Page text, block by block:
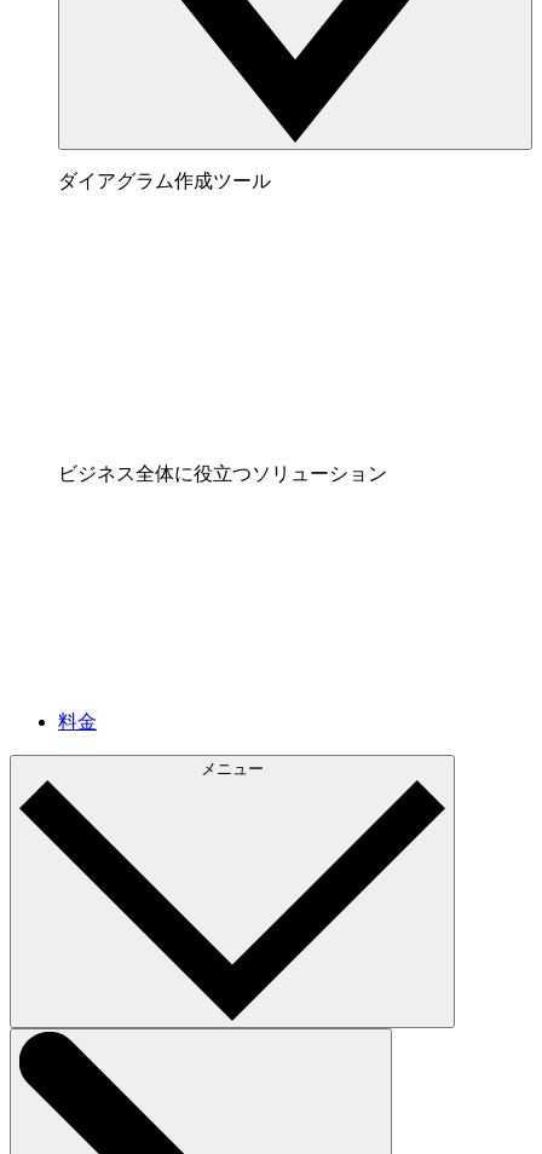
ダイアグラム作成ツール
ビジネス全体に役立つソリューション
料金
メニュー